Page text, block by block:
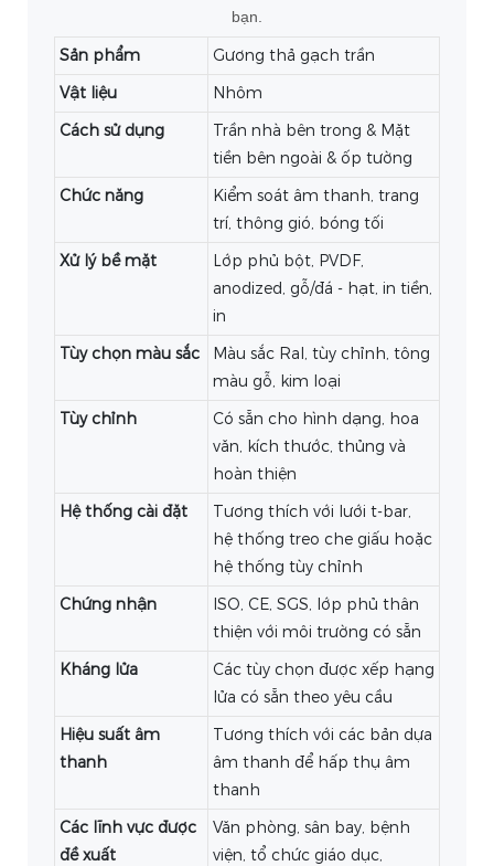
bạn.
Sản phẩm
Gương thả gạch trần
Vật liệu
Nhôm
Cách sử dụng
Trần nhà bên trong & Mặt
tiền bên ngoài & ốp tường
Chức năng
Kiểm soát âm thanh, trang
trí, thông gió, bóng tối
Xử lý bề mặt
Lớp phủ bột, PVDF,
anodized, gỗ/đá - hạt, in tiền,
in
Tùy chọn màu sắc
Màu sắc Ral, tùy chỉnh, tông
màu gỗ, kim loại
Tùy chỉnh
Có sẵn cho hình dạng, hoa
văn, kích thước, thủng và
hoàn thiện
Hệ thống cài đặt
Tương thích với lưới t-bar,
hệ thống treo che giấu hoặc
hệ thống tùy chỉnh
Chứng nhận
ISO, CE, SGS, lớp phủ thân
thiện với môi trường có sẵn
Kháng lửa
Các tùy chọn được xếp hạng
lửa có sẵn theo yêu cầu
Hiệu suất âm
thanh
Tương thích với các bản dựa
âm thanh để hấp thụ âm
thanh
Các lĩnh vực được
đề xuất
Văn phòng, sân bay, bệnh
viện, tổ chức giáo dục,